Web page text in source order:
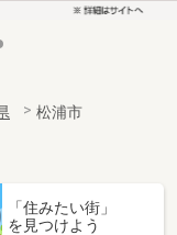
松浦市
「住みたい街」
を見つけよう